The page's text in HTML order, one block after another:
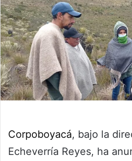
Corpoboyacá, bajo la
Echeverría Reyes, ha